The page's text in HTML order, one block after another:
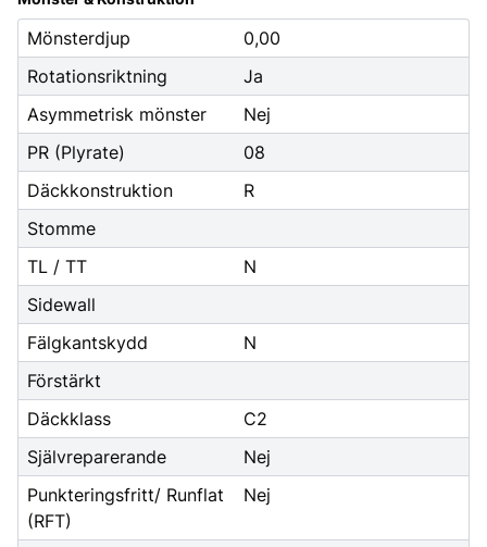
Mönsterdjup
0,00
Rotationsriktning
Ja
Asymmetrisk mönster
Nej
PR (Plyrate)
08
Däckkonstruktion
R
Stomme
TL / TT
N
Sidewall
Fälgkantskydd
N
Förstärkt
Däckklass
C2
Självreparerande
Nej
Punkteringsfritt/ Runflat
(RFT)
Nej